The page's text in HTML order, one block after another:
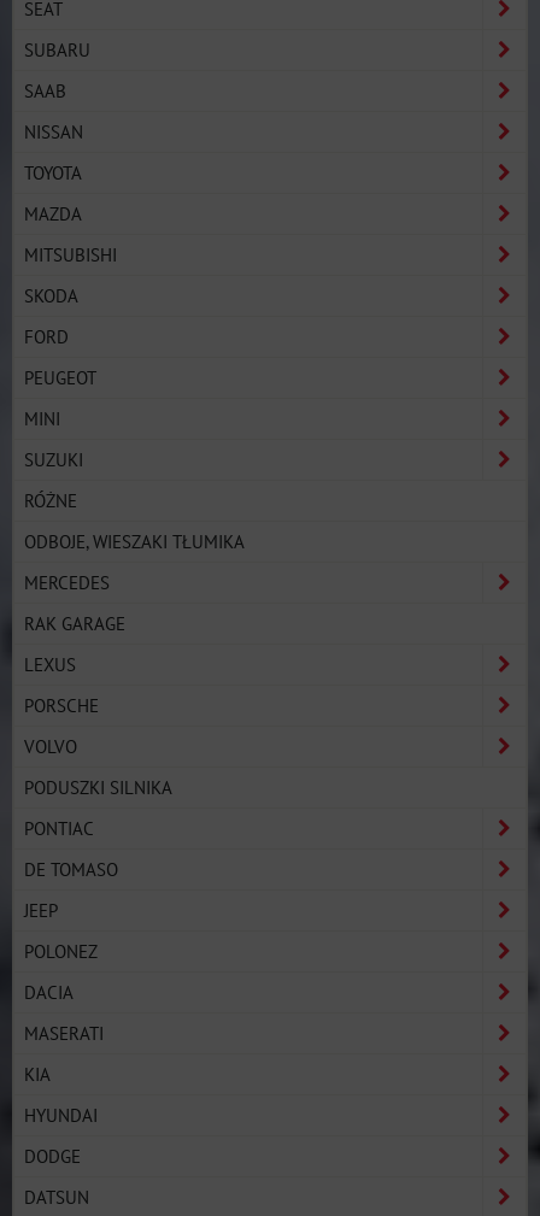
SEAT
SUBARU
SAAB
NISSAN
TOYOTA
MAZDA
MITSUBISHI
SKODA
FORD
PEUGEOT
MINI
SUZUKI
RÓŻNE
ODBOJE, WIESZAKI TŁUMIKA
MERCEDES
RAK GARAGE
LEXUS
PORSCHE
VOLVO
PODUSZKI SILNIKA
PONTIAC
DE TOMASO
JEEP
POLONEZ
DACIA
MASERATI
KIA
HYUNDAI
DODGE
DATSUN